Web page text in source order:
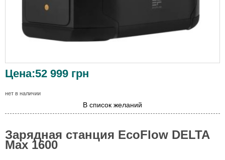
Цена:52 999 грн
нет в наличии
В список желаний
Зарядная станция EcoFlow DELTA
Max 1600